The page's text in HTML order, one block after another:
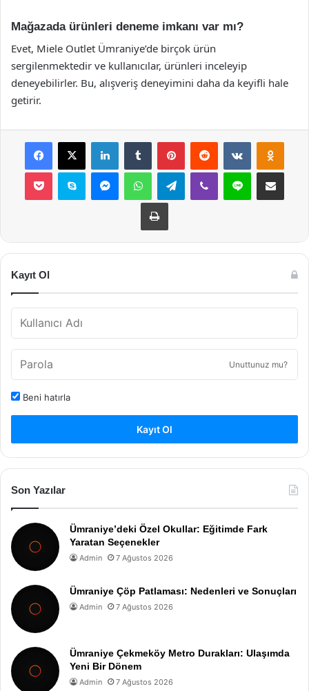
Mağazada ürünleri deneme imkanı var mı?
Evet, Miele Outlet Ümraniye’de birçok ürün
sergilenmektedir ve kullanıcılar, ürünleri inceleyip
deneyebilirler. Bu, alışveriş deneyimini daha da keyifli hale
getirir.
Facebook
X LinkedInTumblr PinterestReddit VKontakte
Pocket Skype MessengerWhatsAppTelegramViber Line E-Posta ile
Yazdır
Kayıt Ol
Unuttunuz mu?
Beni hatırla
Kayıt Ol
Son Yazılar
Ümraniye’deki Özel Okullar: Eğitimde Fark
Yaratan Seçenekler
Admin 7 Ağustos 2026
Ümraniye Çöp Patlaması: Nedenleri ve Sonuçları
Admin 7 Ağustos 2026
Ümraniye Çekmeköy Metro Durakları: Ulaşımda
Yeni Bir Dönem
Admin 7 Ağustos 2026